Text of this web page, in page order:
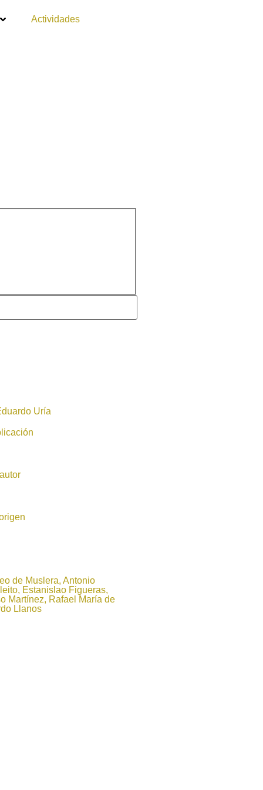
Actividades
Uría
de Muslera, Antonio
Estanislao Figueras,
Martínez, Rafael María de
Llanos